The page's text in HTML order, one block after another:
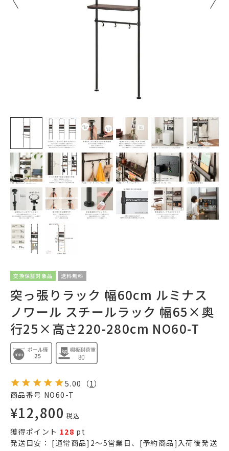
交換保証対象品 送料無料
突っ張りラック 幅60cm ルミナス
ノワール スチールラック 幅65×奥
行25×高さ220-280cm NO60-T
5.00 （1）
商品番号 NO60-T
¥12,800 税込
獲得ポイント 128 pt
発送目安： [通常商品]2～5営業日、[予約商品]入荷後発送